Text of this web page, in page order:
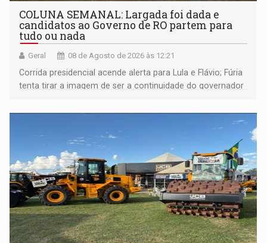
COLUNA SEMANAL: Largada foi dada e
candidatos ao Governo de RO partem para
tudo ou nada
Geral 08 de Agosto de 2026 às 12:21
Corrida presidencial acende alerta para Lula e Flávio; Fúria
tenta tirar a imagem de ser a continuidade do governador
não ter entrado no modo eleição; ABAV faz evento em